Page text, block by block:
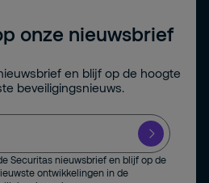
onze nieuwsbrief
en blijf op de hoogte
beveiligingsnieuws.
Securitas nieuwsbrief en blijf op de
ontwikkelingen in de